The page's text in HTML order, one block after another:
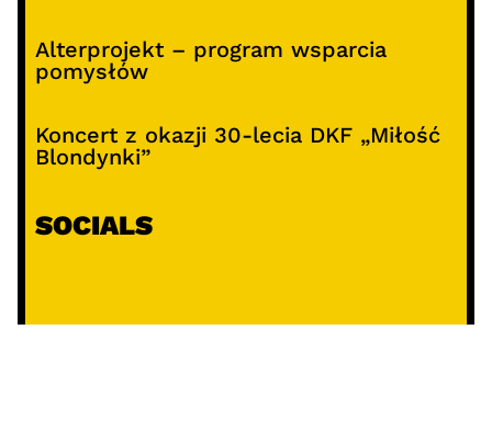
Alterprojekt – program wsparcia
pomysłów
Koncert z okazji 30-lecia DKF „Miłość
Blondynki”
SOCIALS